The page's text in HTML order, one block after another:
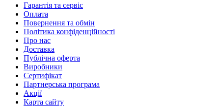
Гарантія та сервіс
Оплата
Повернення та обмін
Політика конфіденційності
Про нас
Доставка
Публічна оферта
Виробники
Сертифікат
Партнерська програма
Акції
Карта сайту